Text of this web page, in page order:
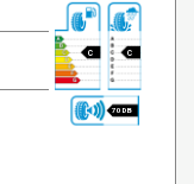
C C
70 DB